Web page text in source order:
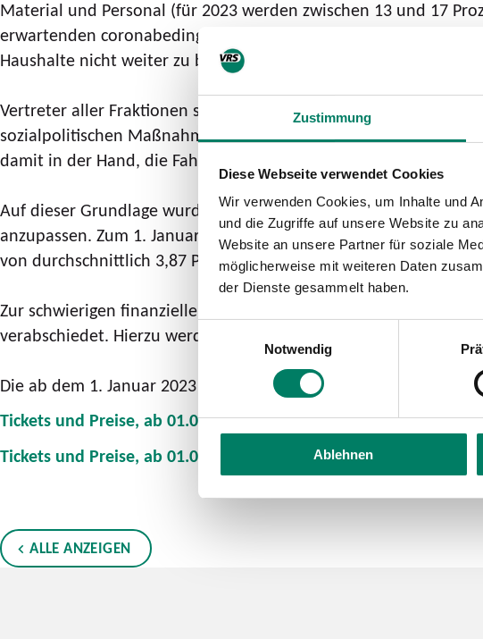
Zustimmung
Diese Webseite verwendet Cookies
Wir verwenden Cookies, um Inhalte und
und die Zugriffe auf unsere Website zu
Website an unsere Partner für soziale
möglicherweise mit weiteren Daten
der Dienste gesammelt haben.
Einwilligungsauswahl
Notwendig
Ablehnen
Material und Personal (für 2023 werden zwischen 13 und 17
erwartenden coronabedingten Einnahmeausfällen (aktuell ca.
Haushalte nicht weiter zu belasten.
Vertreter aller Fraktionen stellten sich hinter die Forderung
sozialpolitischen Maßnahme des 9-Euro-Tickets nun
damit in der Hand, die Fahrgäste des VRS finanziell zu
Auf dieser Grundlage wurde der Vorlage der VRS-
anzupassen. Zum 1. Januar 2023 werden die Preise im
von durchschnittlich 3,87 Prozent. Dies ergibt eine
Zur schwierigen finanziellen Situation der gesamten Branche
verabschiedet. Hierzu werden wir im Laufe des Tages eine
Die ab dem 1. Januar 2023 gültigen Preistabellen finden Sie hier:
Tickets und Preise, ab 01.01.2023 - Regeltarif
Tickets und Preise, ab 01.01.2023 - Handy- und OnlineTickets
ALLE ANZEIGEN